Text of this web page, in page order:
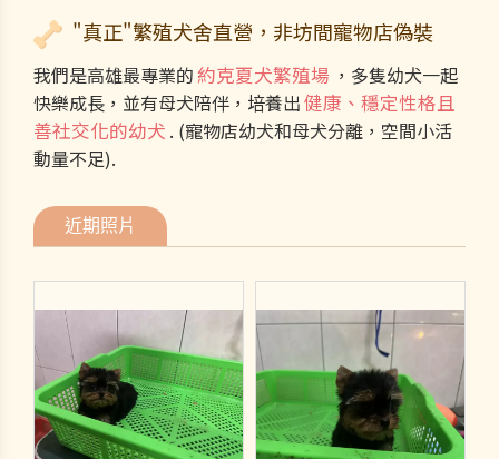
"真正"繁殖犬舍直營，非坊間寵物店偽裝
我們是高雄最專業的約克夏犬繁殖場 ，多隻幼犬一起
快樂成長，並有母犬陪伴，培養出健康、穩定性格且
善社交化的幼犬 . (寵物店幼犬和母犬分離，空間小活
動量不足).
近期照片